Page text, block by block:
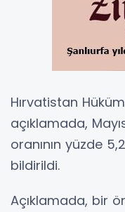
Hırvatistan
açıklamada,
oranının yüzde
bildirildi.
Açıklamada, bir